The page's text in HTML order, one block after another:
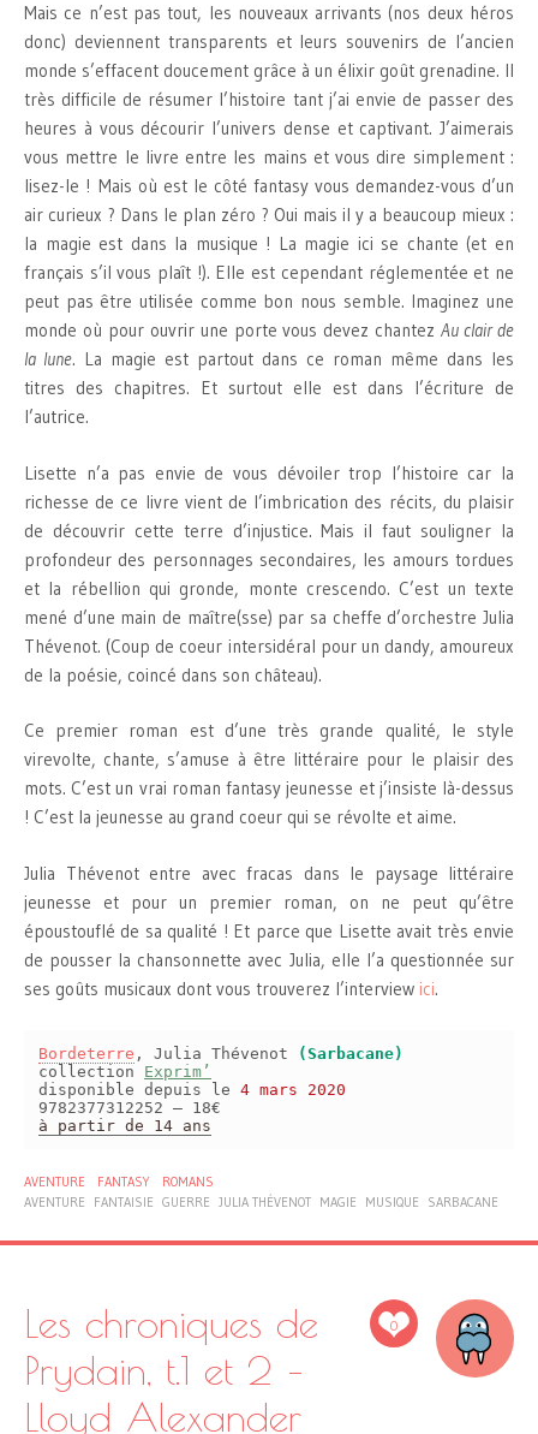
Mais ce n’est pas tout, les nouveaux arrivants (nos deux héros
donc) deviennent transparents et leurs souvenirs de l’ancien
monde s’effacent doucement grâce à un élixir goût grenadine. Il
très difficile de résumer l’histoire tant j’ai envie de passer des
heures à vous décourir l’univers dense et captivant. J’aimerais
vous mettre le livre entre les mains et vous dire simplement :
lisez-le ! Mais où est le côté fantasy vous demandez-vous d’un
air curieux ? Dans le plan zéro ? Oui mais il y a beaucoup mieux :
la magie est dans la musique ! La magie ici se chante (et en
français s’il vous plaît !). Elle est cependant réglementée et ne
peut pas être utilisée comme bon nous semble. Imaginez une
monde où pour ouvrir une porte vous devez chantezAu clair de
la lune. La magie est partout dans ce roman même dans les
titres des chapitres. Et surtout elle est dans l’écriture de
l’autrice.
Lisette n’a pas envie de vous dévoiler trop l’histoire car la
richesse de ce livre vient de l’imbrication des récits, du plaisir
de découvrir cette terre d’injustice. Mais il faut souligner la
profondeur des personnages secondaires, les amours tordues
et la rébellion qui gronde, monte crescendo. C’est un texte
mené d’une main de maître(sse) par sa cheffe d’orchestre Julia
Thévenot. (Coup de coeur intersidéral pour un dandy, amoureux
de la poésie, coincé dans son château).
Ce premier roman est d’une très grande qualité, le style
virevolte, chante, s’amuse à être littéraire pour le plaisir des
mots. C’est un vrai roman fantasy jeunesse et j’insiste là-dessus
! C’est la jeunesse au grand coeur qui se révolte et aime.
Julia Thévenot entre avec fracas dans le paysage littéraire
jeunesse et pour un premier roman, on ne peut qu’être
époustouflé de sa qualité ! Et parce que Lisette avait très envie
de pousser la chansonnette avec Julia, elle l’a questionnée sur
ses goûts musicaux dont vous trouverez l’interview ici.
Bordeterre , Julia Thévenot
(Sarbacane)
collection Exprim’
disponible depuis le 4 mars 2020
9782377312252 – 18€
à partir de 14 ans
AVENTURE FANTASY
ROMANS
AVENTURE
FANTAISIE GUERRE JULIA THÉVENOT MAGIE MUSIQUE SARBACANE
0
Les chroniques de
Prydain, t.1 et 2 –
Lloyd Alexander